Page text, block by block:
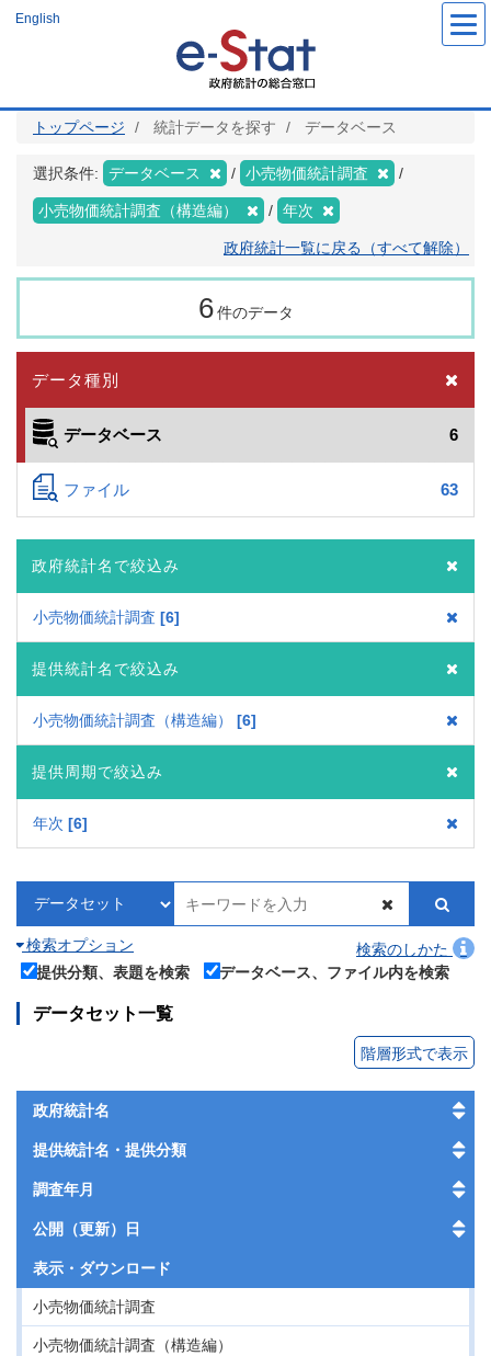
ツ
English
トップページ 統計データを探す データベース
選択条件: データベース 小売物価統計調査
小売物価統計調査（構造編） 年次
政府統計一覧に戻る（すべて解除）
6 件のデータ
データ種別
データベース 6
ファイル 63
政府統計名で絞込み
小売物価統計調査 6
提供統計名で絞込み
小売物価統計調査（構造編） 6
提供周期で絞込み
年次 6
検索オプション
検索のしかた
提供分類、表題を検索
データベース、ファイル内を検索
データセット一覧
階層形式で表示
政府統計名
提供統計名・提供分類
調査年月
公開（更新）日
表示・ ダウンロード
小売物価統計調査
小売物価統計調査（構造編）